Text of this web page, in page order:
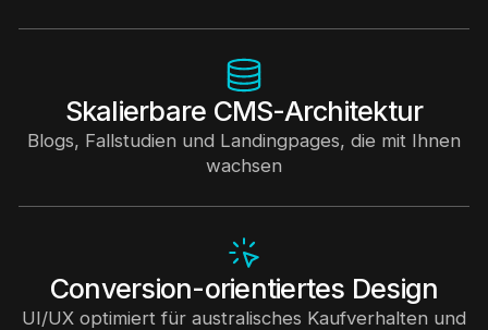
Skalierbare CMS-Architektur
Blogs, Fallstudien und Landingpages, die mit Ihnen
wachsen
Conversion-orientiertes Design
UI/UX optimiert für australisches Kaufverhalten und